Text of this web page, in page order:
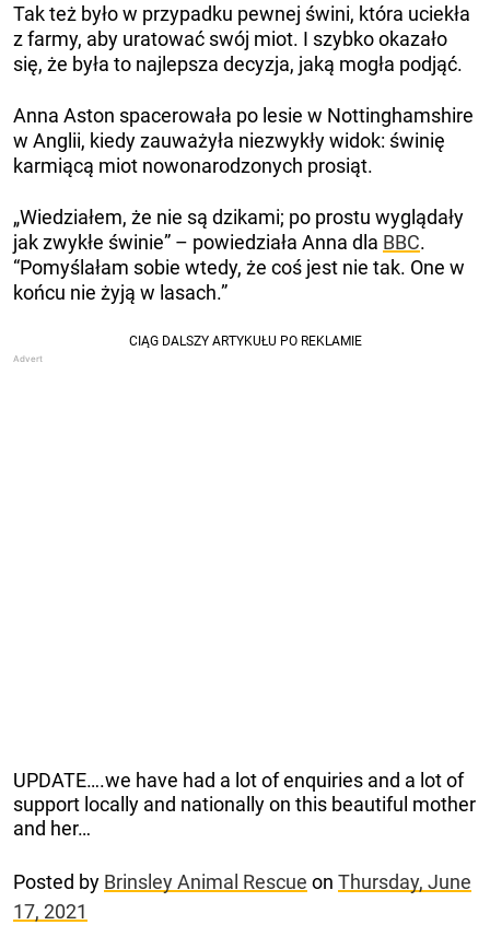
Tak też było w przypadku pewnej świni, która uciekła
z farmy, aby uratować swój miot. I szybko okazało
się, że była to najlepsza decyzja, jaką mogła podjąć.
Anna Aston spacerowała po lesie w Nottinghamshire
w Anglii, kiedy zauważyła niezwykły widok: świnię
karmiącą miot nowonarodzonych prosiąt.
„Wiedziałem, że nie są dzikami; po prostu wyglądały
jak zwykłe świnie” – powiedziała Anna dla BBC.
“Pomyślałam sobie wtedy, że coś jest nie tak. One w
końcu nie żyją w lasach.”
UPDATE….we have had a lot of enquiries and a lot of
support locally and nationally on this beautiful mother
and her…
Posted by Brinsley Animal Rescue on Thursday, June
17, 2021